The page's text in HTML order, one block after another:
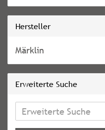
Hersteller
Märklin
Erweiterte Suche
Erweiterte
Suche